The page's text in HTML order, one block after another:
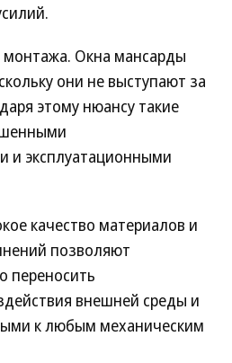
монтажа. Окна мансарды
они не выступают за
этому нюансу такие
и эксплуатационными
качество материалов и
позволяют
переносить
внешней среды и
к любым механическим